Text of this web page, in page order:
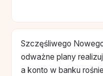
Szczęśliwego
odważne plany
a konto w banku